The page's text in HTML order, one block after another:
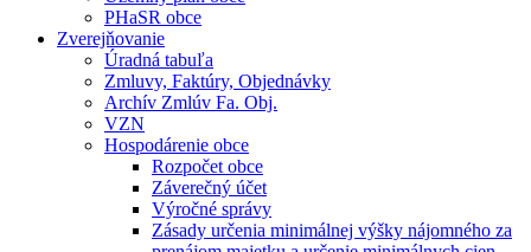
PHaSR obce
Zverejňovanie
Úradná tabuľa
Zmluvy, Faktúry, Objednávky
Archív Zmlúv Fa. Obj.
VZN
Hospodárenie obce
Rozpočet obce
Záverečný účet
Výročné správy
Zásady určenia minimálnej výšky nájomného za